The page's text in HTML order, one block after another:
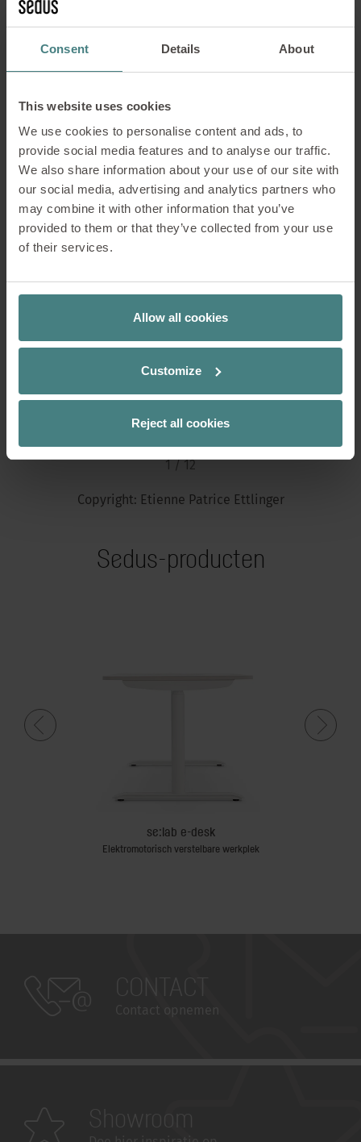
Consent Details About
This website uses cookies
We use cookies to personalise content and ads, to
provide social media features and to analyse our traffic.
We also share information about your use of our site with
our social media, advertising and analytics partners who
may combine it with other information that you’ve
provided to them or that they’ve collected from your use
of their services.
Allow all cookies
Customize
Reject all cookies
Impressies
1 / 12
Copyright: Etienne Patrice Ettlinger
Sedus-producten
se:lab e-desk
Elektromotorisch verstelbare werkplek